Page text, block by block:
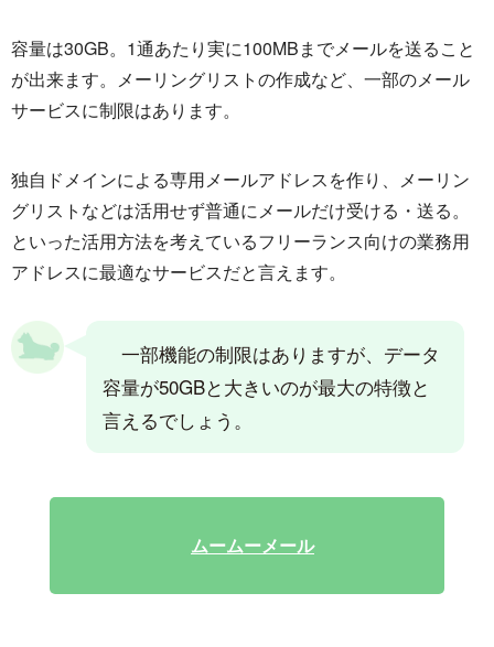
容量は30GB。1通あたり実に100MBまでメールを送ること
が出来ます。メーリングリストの作成など、一部のメール
サービスに制限はあります。
独自ドメインによる専用メールアドレスを作り、メーリン
グリストなどは活用せず普通にメールだけ受ける・送る。
といった活用方法を考えているフリーランス向けの業務用
アドレスに最適なサービスだと言えます。
一部機能の制限はありますが、データ
容量が50GBと大きいのが最大の特徴と
言えるでしょう。
ムームーメール